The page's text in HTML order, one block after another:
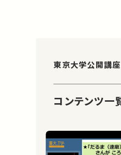
東京大学公開講座
コンテンツ一